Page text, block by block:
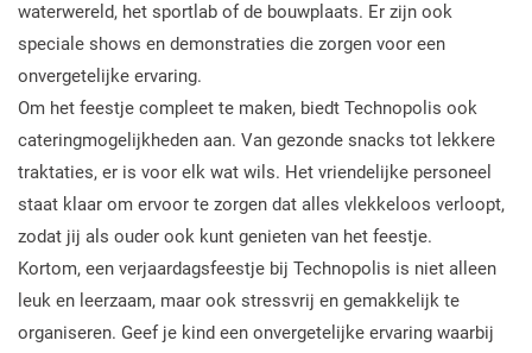
waterwereld, het sportlab of de bouwplaats. Er zijn ook
speciale shows en demonstraties die zorgen voor een
onvergetelijke ervaring.
Om het feestje compleet te maken, biedt Technopolis ook
cateringmogelijkheden aan. Van gezonde snacks tot lekkere
traktaties, er is voor elk wat wils. Het vriendelijke personeel
staat klaar om ervoor te zorgen dat alles vlekkeloos verloopt,
zodat jij als ouder ook kunt genieten van het feestje.
Kortom, een verjaardagsfeestje bij Technopolis is niet alleen
leuk en leerzaam, maar ook stressvrij en gemakkelijk te
organiseren. Geef je kind een onvergetelijke ervaring waarbij